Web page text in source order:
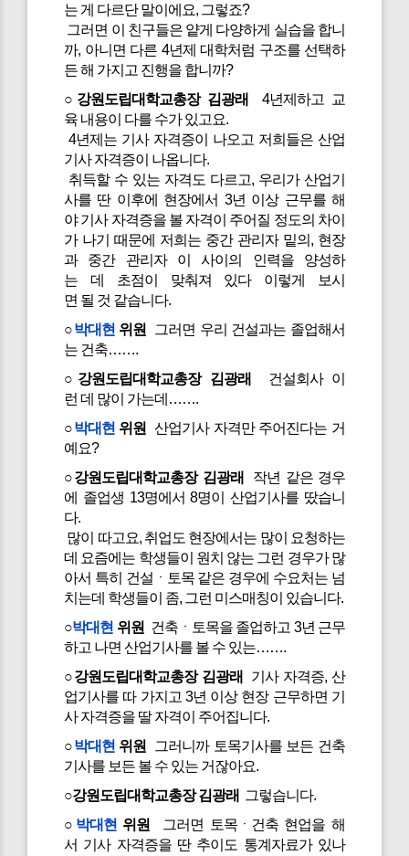
는 게 다르단 말이에요, 그렇죠?
그러면 이 친구들은 얕게 다양하게 실습을 합니
까, 아니면 다른 4년제 대학처럼 구조를 선택하
든 해 가지고 진행을 합니까?
○강원도립대학교총장 김광래 4년제하고 교
육 내용이 다를 수가 있고요.
4년제는 기사 자격증이 나오고 저희들은 산업
기사 자격증이 나옵니다.
취득할 수 있는 자격도 다르고, 우리가 산업기
사를 딴 이후에 현장에서 3년 이상 근무를 해
야 기사 자격증을 볼 자격이 주어질 정도의 차이
가 나기 때문에 저희는 중간 관리자 밑의, 현장
과 중간 관리자 이 사이의 인력을 양성하
는 데 초점이 맞춰져 있다 이렇게 보시
면 될 것 같습니다.
○박대현 위원
그러면 우리 건설과는 졸업해서
는 건축…….
○강원도립대학교총장 김광래
건설회사 이
런 데 많이 가는데…….
○박대현 위원
산업기사 자격만 주어진다는 거
예요?
○강원도립대학교총장 김광래 작년 같은 경우
에 졸업생 13명에서 8명이 산업기사를 땄습니
다.
많이 따고요, 취업도 현장에서는 많이 요청하는
데 요즘에는 학생들이 원치 않는 그런 경우가 많
아서 특히 건설ㆍ토목 같은 경우에 수요처는 넘
치는데 학생들이 좀, 그런 미스매칭이 있습니다.
○박대현 위원 건축ㆍ토목을 졸업하고 3년 근무
하고 나면 산업기사를 볼 수 있는…….
○강원도립대학교총장 김광래 기사 자격증, 산
업기사를 따 가지고 3년 이상 현장 근무하면 기
사 자격증을 딸 자격이 주어집니다.
○박대현 위원
그러니까 토목기사를 보든 건축
기사를 보든 볼 수 있는 거잖아요.
○강원도립대학교총장 김광래 그렇습니다.
○ 박대현 위원
그러면 토목ㆍ건축 현업을 해
서 기사 자격증을 딴 추이도 통계자료가 있나